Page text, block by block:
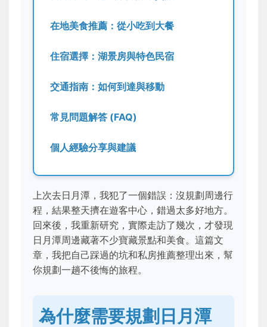
在地美食推薦：從小吃到大餐
住宿選擇：湖景房與特色民宿
交通指南：如何到達與移動
常見問題解答 (FAQ)
個人經驗分享與建議
上次去日月潭，我犯了一個錯誤：沒規劃周邊行
程，結果整天擠在遊客中心，錯過太多好地方。
回來後，我重新研究，實際走訪了幾次，才發現
日月潭周邊藏著不少寶藏景點和美食。這篇文
章，我把自己踩過的坑和私房推薦整理出來，幫
你規劃一趟不後悔的旅程。
為什麼需要規劃日月潭